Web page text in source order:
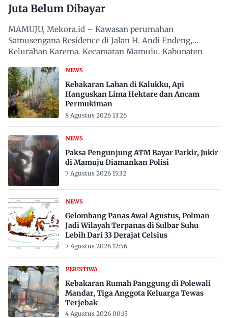
Juta Belum Dibayar
MAMUJU, Mekora.id – Kawasan perumahan
Samusengana Residence di Jalan H. Andi Endeng,
Kelurahan Karema, Kecamatan Mamuju, Kabupaten
NEWS
Kebakaran Lahan di Kalukku, Api
Hanguskan Lima Hektare dan Ancam
Permukiman
8 Agustus 2026 13:26
NEWS
Paksa Pengunjung ATM Bayar Parkir, Jukir
di Mamuju Diamankan Polisi
7 Agustus 2026 15:32
NEWS
Gelombang Panas Awal Agustus, Polman
Jadi Wilayah Terpanas di Sulbar Suhu
Lebih Dari 33 Derajat Celsius
7 Agustus 2026 12:56
PERISTIWA
Kebakaran Rumah Panggung di Polewali
Mandar, Tiga Anggota Keluarga Tewas
Terjebak
4 Agustus 2026 00:15